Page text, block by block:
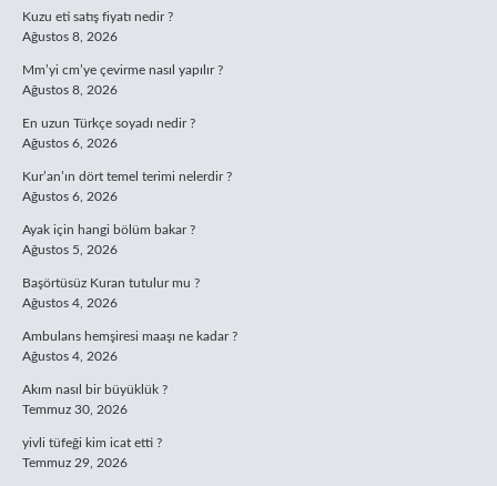
Kuzu eti satış fiyatı nedir ?
Ağustos 8, 2026
Mm’yi cm’ye çevirme nasıl yapılır ?
Ağustos 8, 2026
En uzun Türkçe soyadı nedir ?
Ağustos 6, 2026
Kur’an’ın dört temel terimi nelerdir ?
Ağustos 6, 2026
Ayak için hangi bölüm bakar ?
Ağustos 5, 2026
Başörtüsüz Kuran tutulur mu ?
Ağustos 4, 2026
Ambulans hemşiresi maaşı ne kadar ?
Ağustos 4, 2026
Akım nasıl bir büyüklük ?
Temmuz 30, 2026
yivli tüfeği kim icat etti ?
Temmuz 29, 2026